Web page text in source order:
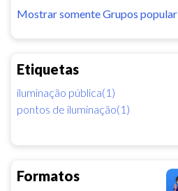
Mostrar somente Grupos popular
Etiquetas
iluminação pública(1)
pontos de iluminação(1)
Formatos